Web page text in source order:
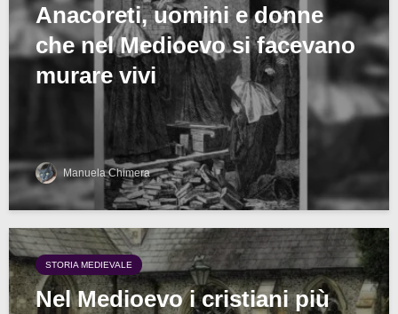
Anacoreti, uomini e donne
che nel Medioevo si facevano
murare vivi
Manuela Chimera
STORIA MEDIEVALE
Nel Medioevo i cristiani più